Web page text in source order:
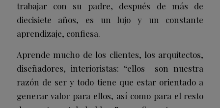
trabajar con su padre, después de más de
diecisiete años, es un lujo y un constante
aprendizaje, confiesa.
Aprende mucho de los clientes, los arquitectos,
diseñadores, interioristas: “ellos son nuestra
razón de ser y todo tiene que estar orientado a
generar valor para ellos, así como para el resto